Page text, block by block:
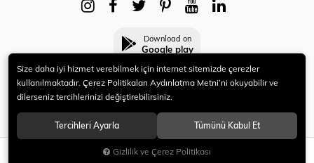
SEPETE EKLE
Download on
Google play
© 2021 HERYENİ. Tüm hakları saklıdır.
Size daha iyi hizmet verebilmek için internet sitemizde çerezler
kullanılmaktadır. Çerez Politikaları Aydınlatma Metni’ni okuyabilir ve
dilerseniz tercihlerinizi değiştirebilirsiniz.
Tercihleri Ayarla Tümünü Kabul Et
Gizlilik ve Çerez Politikası